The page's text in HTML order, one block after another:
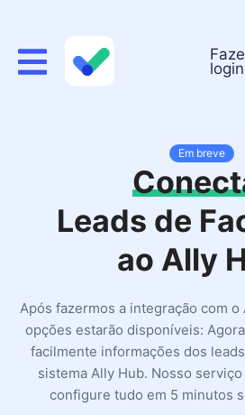
login
Em breve
Leads de
ao Ally
Após fazermos a integração com
opções estarão disponíveis:
facilmente informações dos
sistema Ally Hub. Nosso
configure tudo em 5 minutos